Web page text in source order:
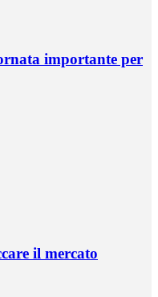
importante per
il mercato